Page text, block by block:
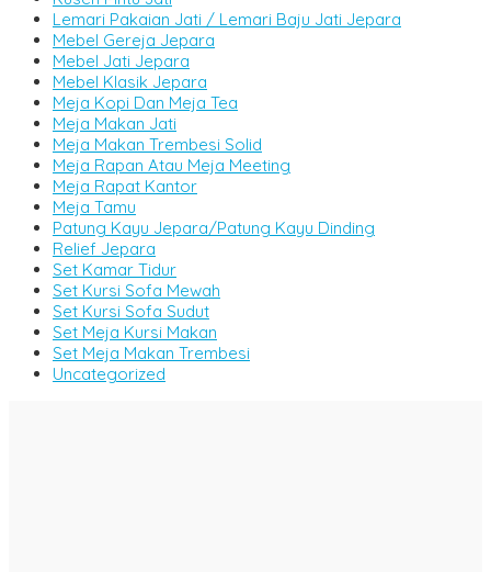
Lemari Pakaian Jati / Lemari Baju Jati Jepara
Mebel Gereja Jepara
Mebel Jati Jepara
Mebel Klasik Jepara
Meja Kopi Dan Meja Tea
Meja Makan Jati
Meja Makan Trembesi Solid
Meja Rapan Atau Meja Meeting
Meja Rapat Kantor
Meja Tamu
Patung Kayu Jepara/Patung Kayu Dinding
Relief Jepara
Set Kamar Tidur
Set Kursi Sofa Mewah
Set Kursi Sofa Sudut
Set Meja Kursi Makan
Set Meja Makan Trembesi
Uncategorized